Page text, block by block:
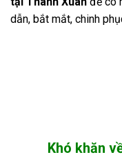
dẫn, bắt mắt, chinh
Khó khăn